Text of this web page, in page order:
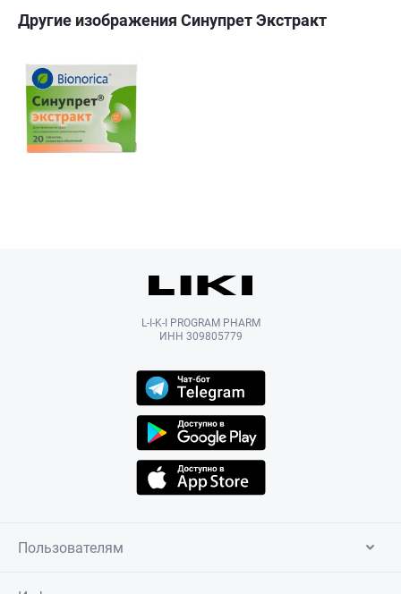
Другие изображения Синупрет Экстракт
L-I-K-I PROGRAM PHARM
ИНН 309805779
Пользователям